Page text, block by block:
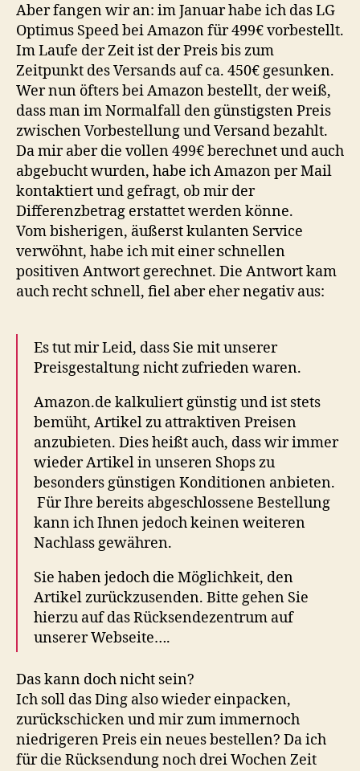
Aber fangen wir an: im Januar habe ich das LG
Optimus Speed bei Amazon für 499€ vorbestellt.
Im Laufe der Zeit ist der Preis bis zum
Zeitpunkt des Versands auf ca. 450€ gesunken.
Wer nun öfters bei Amazon bestellt, der weiß,
dass man im Normalfall den günstigsten Preis
zwischen Vorbestellung und Versand bezahlt.
Da mir aber die vollen 499€ berechnet und auch
abgebucht wurden, habe ich Amazon per Mail
kontaktiert und gefragt, ob mir der
Differenzbetrag erstattet werden könne.
Vom bisherigen, äußerst kulanten Service
verwöhnt, habe ich mit einer schnellen
positiven Antwort gerechnet. Die Antwort kam
auch recht schnell, fiel aber eher negativ aus:
Es tut mir Leid, dass Sie mit unserer
Preisgestaltung nicht zufrieden waren.
Amazon.de kalkuliert günstig und ist stets
bemüht, Artikel zu attraktiven Preisen
anzubieten. Dies heißt auch, dass wir immer
wieder Artikel in unseren Shops zu
besonders günstigen Konditionen anbieten.
Für Ihre bereits abgeschlossene Bestellung
kann ich Ihnen jedoch keinen weiteren
Nachlass gewähren.
Sie haben jedoch die Möglichkeit, den
Artikel zurückzusenden. Bitte gehen Sie
hierzu auf das Rücksendezentrum auf
unserer Webseite….
Das kann doch nicht sein?
Ich soll das Ding also wieder einpacken,
zurückschicken und mir zum immernoch
niedrigeren Preis ein neues bestellen? Da ich
für die Rücksendung noch drei Wochen Zeit